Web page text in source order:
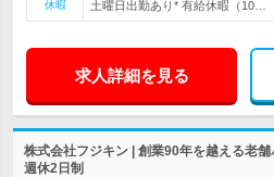
休暇
土曜日出勤あり* 有給休暇（10…
求人詳細を見る
株式会社フジキン | 創業90年を越える老
週休2日制